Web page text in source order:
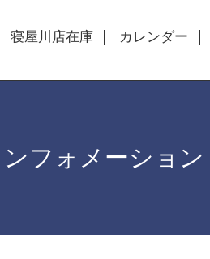
寝屋川店在庫 カレンダー
フォメーション